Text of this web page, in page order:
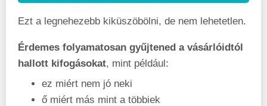
Ezt a legnehezebb kiküszöbölni, de nem lehetetlen.
Érdemes folyamatosan gyűjtened a vásárlóidtól
hallott kifogásokat, mint például:
ez miért nem jó neki
ő miért más mint a többiek